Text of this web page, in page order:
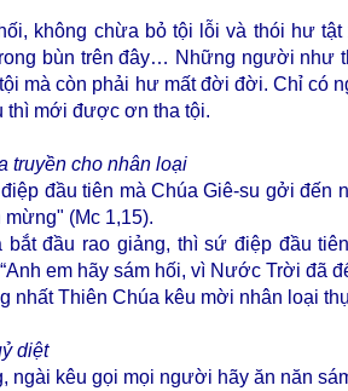
không chừa bỏ tội lỗi và thói hư tật
bùn trên đây… Những người như
mà còn phải hư mất đời đời. Chỉ có
thì mới được ơn tha tội.
truyền cho nhân loại
đầu tiên mà Chúa Giê-su gởi đến
mừng" (Mc 1,15).
đầu rao giảng, thì sứ điệp đầu
em hãy sám hối, vì Nước Trời đã
nhất Thiên Chúa kêu mời nhân loại
diệt
ngài kêu gọi mọi người hãy ăn năn